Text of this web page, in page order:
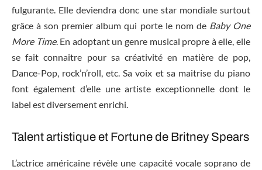
fulgurante. Elle deviendra donc une star mondiale surtout
grâce à son premier album qui porte le nom de Baby One
More Time. En adoptant un genre musical propre à elle, elle
se fait connaitre pour sa créativité en matière de pop,
Dance-Pop, rock’n’roll, etc. Sa voix et sa maitrise du piano
font également d’elle une artiste exceptionnelle dont le
label est diversement enrichi.
Talent artistique et Fortune de Britney Spears
L’actrice américaine révèle une capacité vocale soprano de